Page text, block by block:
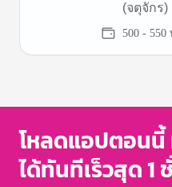
(จตุจักร)
500 -
of
โหลดแอปตอนนี้
ได้ทันทีเร็วสุด 1